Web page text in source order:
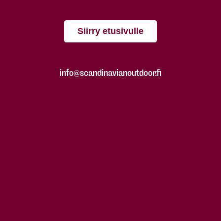
Siirry etusivulle
info@scandinavianoutdoor.fi